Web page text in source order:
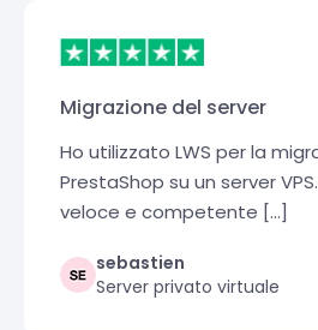
Migrazione del server
Ho utilizzato LWS per la
PrestaShop su un server
veloce e competente [...]
sebastien
Server privato virtuale